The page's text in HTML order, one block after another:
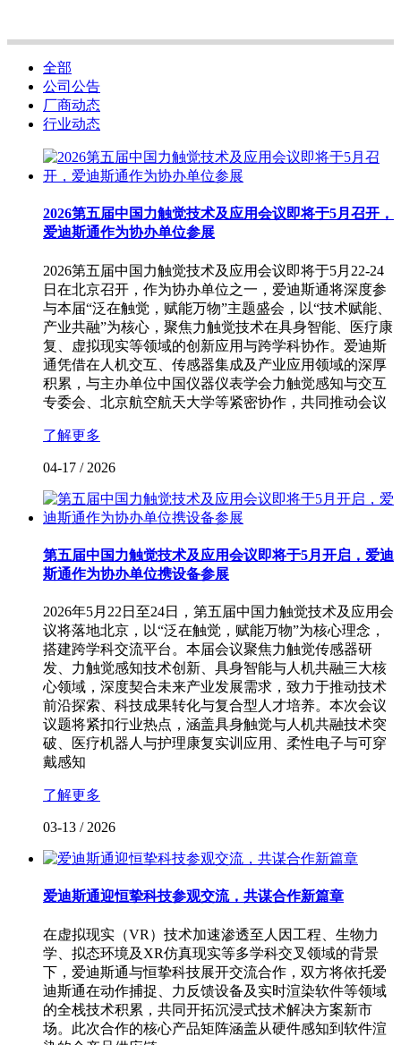
全部
公司公告
厂商动态
行业动态
2026第五届中国力触觉技术及应用会议即将于5月召开，
爱迪斯通作为协办单位参展
2026第五届中国力触觉技术及应用会议即将于5月22-24
日在北京召开，作为协办单位之一，爱迪斯通将深度参
与本届“泛在触觉，赋能万物”主题盛会，以“技术赋能、
产业共融”为核心，聚焦力触觉技术在具身智能、医疗康
复、虚拟现实等领域的创新应用与跨学科协作。爱迪斯
通凭借在人机交互、传感器集成及产业应用领域的深厚
积累，与主办单位中国仪器仪表学会力触觉感知与交互
专委会、北京航空航天大学等紧密协作，共同推动会议
了解更多
04-17 / 2026
第五届中国力触觉技术及应用会议即将于5月开启，爱迪
斯通作为协办单位携设备参展
2026年5月22日至24日，第五届中国力触觉技术及应用会
议将落地北京，以“泛在触觉，赋能万物”为核心理念，
搭建跨学科交流平台。本届会议聚焦力触觉传感器研
发、力触觉感知技术创新、具身智能与人机共融三大核
心领域，深度契合未来产业发展需求，致力于推动技术
前沿探索、科技成果转化与复合型人才培养。本次会议
议题将紧扣行业热点，涵盖具身触觉与人机共融技术突
破、医疗机器人与护理康复实训应用、柔性电子与可穿
戴感知
了解更多
03-13 / 2026
爱迪斯通迎恒挚科技参观交流，共谋合作新篇章
在虚拟现实（VR）技术加速渗透至人因工程、生物力
学、拟态环境及XR仿真现实等多学科交叉领域的背景
下，爱迪斯通与恒挚科技展开交流合作，双方将依托爱
迪斯通在动作捕捉、力反馈设备及实时渲染软件等领域
的全栈技术积累，共同开拓沉浸式技术解决方案新市
场。此次合作的核心产品矩阵涵盖从硬件感知到软件渲